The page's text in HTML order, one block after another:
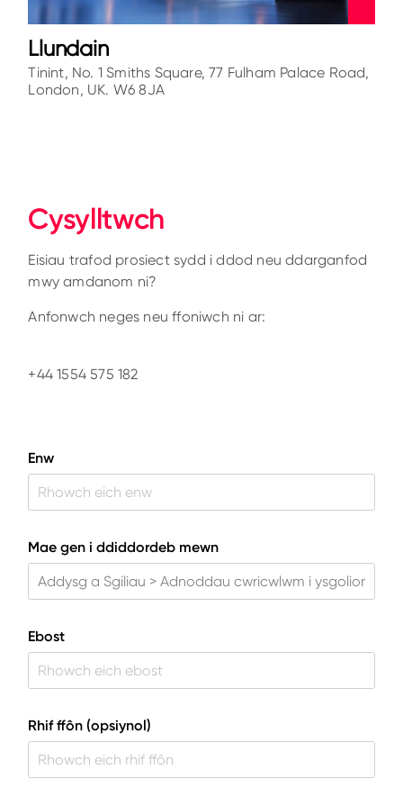
Llundain
Tinint, No. 1 Smiths Square, 77 Fulham Palace Road,
London, UK. W6 8JA
Cysylltwch
Eisiau trafod prosiect sydd i ddod neu ddarganfod
mwy amdanom ni?
Anfonwch neges neu ffoniwch ni ar:
+44 1554 575 182
Enw
Mae gen i ddiddordeb mewn
Ebost
Rhif ffôn (opsiynol)